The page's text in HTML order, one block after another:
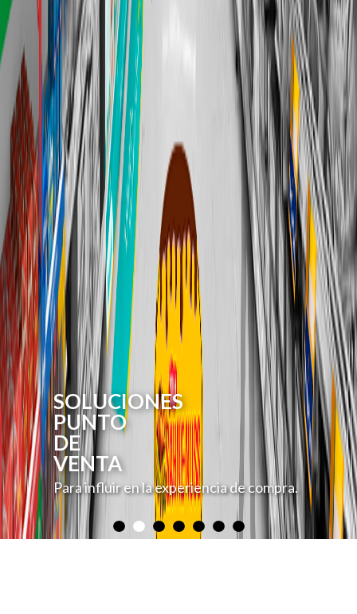
SOLUCIONES
PUNTO
DE
VENTA
Para influir en la experiencia de compra.